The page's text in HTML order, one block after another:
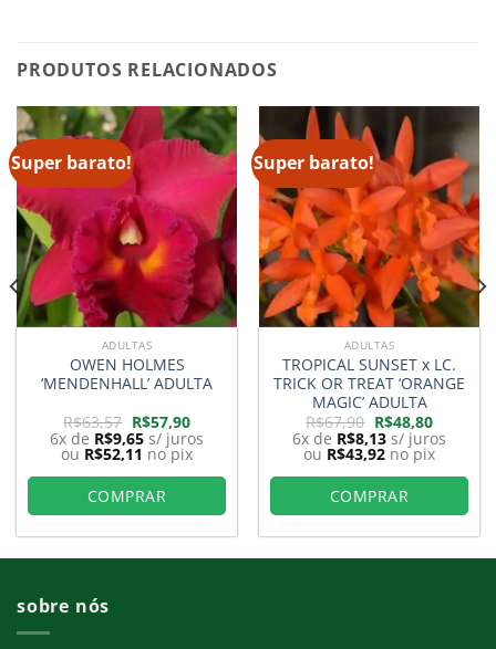
PRODUTOS RELACIONADOS
Super barato!
ADULTAS
OWEN HOLMES
‘MENDENHALL’ ADULTA
R$63,57 O
preço
original
era:
R$63,57.
R$57,90O
preço
atual
é:
R$57,90.
6x de R$9,65 s/ juros
ou R$52,11 no pix
COMPRAR
Super barato!
ADULTAS
TROPICAL SUNSET x LC.
TRICK OR TREAT ‘ORANGE
MAGIC’ ADULTA
R$67,90 O
preço
original
era:
R$67,90.
R$48,80O
preço
atual
é:
R$48,80.
6x de R$8,13 s/ juros
ou R$43,92 no pix
COMPRAR
sobre nós